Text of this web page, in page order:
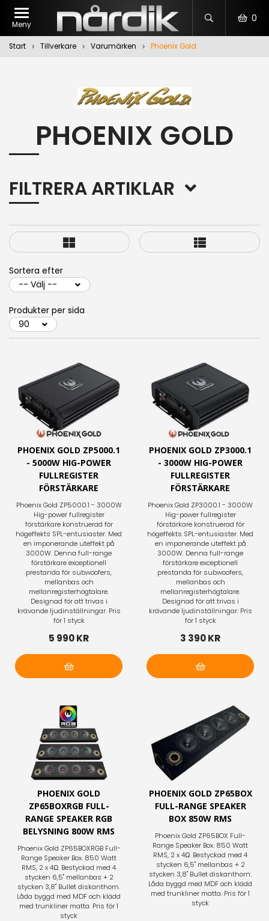
Start Tillverkare Varumärken Phoenix Gold
PHOENIX GOLD
FILTRERA ARTIKLAR
Sortera efter
Produkter per sida
PHOENIX GOLD ZP5000.1
- 5000W HIG-POWER
FULLREGISTER
FÖRSTÄRKARE
Phoenix Gold ZP5000.1 - 3000W
Hig-power fullregister
förstärkare konstruerad för
högeffekts SPL-entusiaster. Med
en imponerande uteffekt på
3000W. Denna full-range
förstärkare exceptionell
prestanda för subwoofers,
mellanbas och
mellanregisterhögtalare.
Designad för att trivas i
krävande ljudinställningar. Pris
för 1 styck
5 990 KR
PHOENIX GOLD ZP3000.1
- 3000W HIG-POWER
FULLREGISTER
FÖRSTÄRKARE
Phoenix Gold ZP3000.1 - 3000W
Hig-power fullregister
förstärkare konstruerad för
högeffekts SPL-entusiaster. Med
en imponerande uteffekt på
3000W. Denna full-range
förstärkare exceptionell
prestanda för subwoofers,
mellanbas och
mellanregisterhögtalare.
Designad för att trivas i
krävande ljudinställningar. Pris
för 1 styck
3 390 KR
PHOENIX GOLD
ZP65BOXRGB FULL-
RANGE SPEAKER RGB
BELYSNING 800W RMS
Phoenix Gold ZP65BOXRGB Full-
Range Speaker Box. 850 Watt
RMS, 2 x 4Ω. Bestyckad med 4
stycken 6,5" mellanbas + 2
stycken 3,8" Bullet diskanthorn.
Låda byggd med MDF och klädd
med trunkliner matta. Pris för 1
styck
PHOENIX GOLD ZP65BOX
FULL-RANGE SPEAKER
BOX 850W RMS
Phoenix Gold ZP65BOX Full-
Range Speaker Box. 850 Watt
RMS, 2 x 4Ω. Bestyckad med 4
stycken 6,5" mellanbas + 2
stycken 3,8" Bullet diskanthorn.
Låda byggd med MDF och klädd
med trunkliner matta. Pris för 1
styck
Meny
0